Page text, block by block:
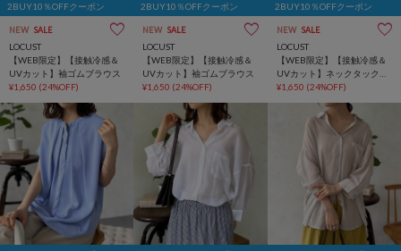
2BUY10％OFFクーポン
NEW SALE
LOCUST
【WEB限定】【接触冷感＆
UVカット】袖ゴムブラウス
¥1,650 (24%OFF)
2BUY10％OFFクーポン
NEW SALE
LOCUST
【WEB限定】【接触冷感＆
UVカット】袖ゴムブラウス
¥1,650 (24%OFF)
2BUY10％OFFクーポン
NEW SALE
LOCUST
【WEB限定】【接触冷感＆
UVカット】ネックタックブ
ラウス
¥1,650 (24%OFF)